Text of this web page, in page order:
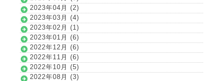
2023年04月 (2)
2023年03月 (4)
2023年02月 (1)
2023年01月 (6)
2022年12月 (6)
2022年11月 (6)
2022年10月 (5)
2022年08月 (3)